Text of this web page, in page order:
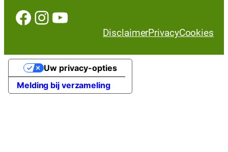
Facebook InstagramYouTube
DisclaimerPrivacyCookies
Melding bij verzameling
Uw privacy-opties